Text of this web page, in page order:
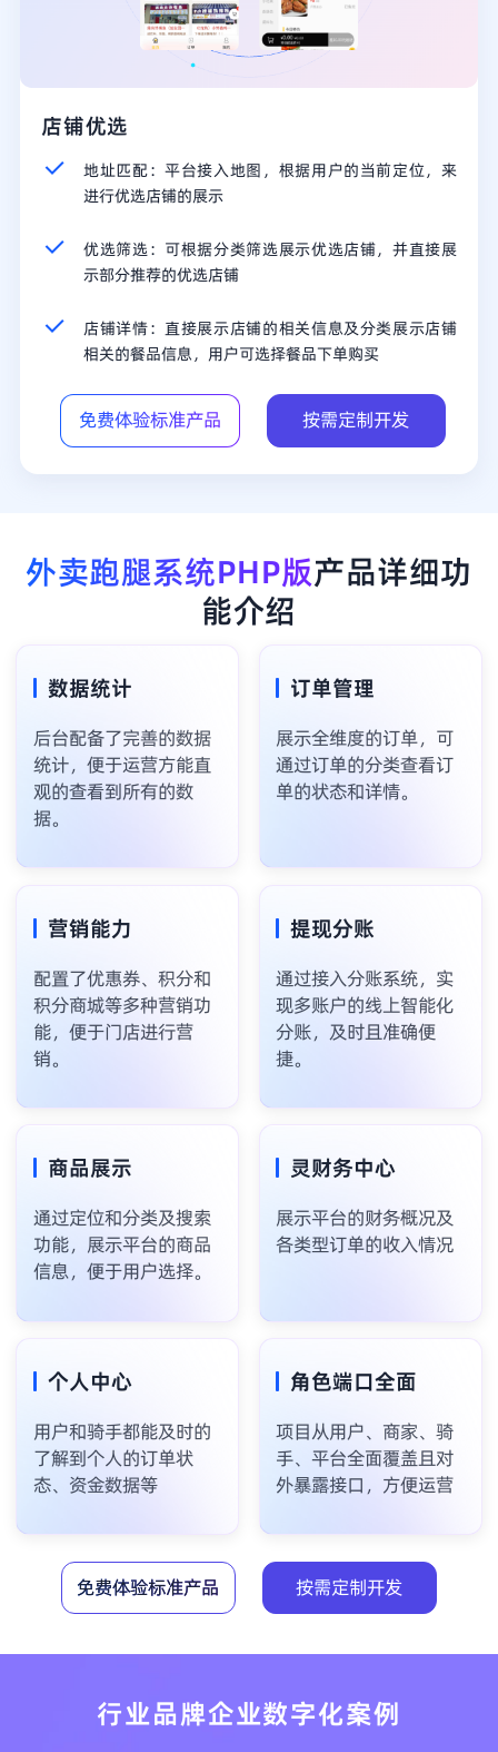
店铺优选
地址匹配：平台接入地图，根据用户的当前定位，来
进行优选店铺的展示
优选筛选：可根据分类筛选展示优选店铺，并直接展
示部分推荐的优选店铺
店铺详情：直接展示店铺的相关信息及分类展示店铺
相关的餐品信息，用户可选择餐品下单购买
免费体验标准产品 按需定制开发
外卖跑腿系统PHP版产品详细功
能介绍
数据统计
后台配备了完善的数据
统计，便于运营方能直
观的查看到所有的数
据。
订单管理
展示全维度的订单，可
通过订单的分类查看订
单的状态和详情。
营销能力
配置了优惠券、积分和
积分商城等多种营销功
能，便于门店进行营
销。
提现分账
通过接入分账系统，实
现多账户的线上智能化
分账，及时且准确便
捷。
商品展示
通过定位和分类及搜索
功能，展示平台的商品
信息，便于用户选择。
灵财务中心
展示平台的财务概况及
各类型订单的收入情况
个人中心
用户和骑手都能及时的
了解到个人的订单状
态、资金数据等
角色端口全面
项目从用户、商家、骑
手、平台全面覆盖且对
外暴露接口，方便运营
免费体验标准产品 按需定制开发
行业品牌企业数字化案例